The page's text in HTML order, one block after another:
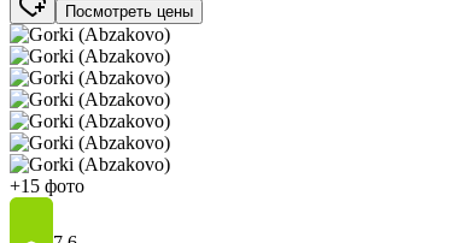
Посмотреть цены
+15 фото